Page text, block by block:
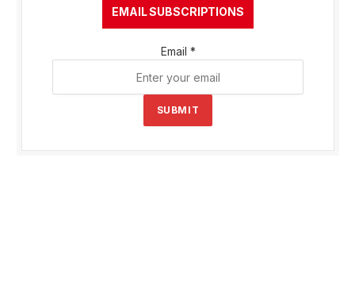
EMAIL SUBSCRIPTIONS
Email *
SUBMIT